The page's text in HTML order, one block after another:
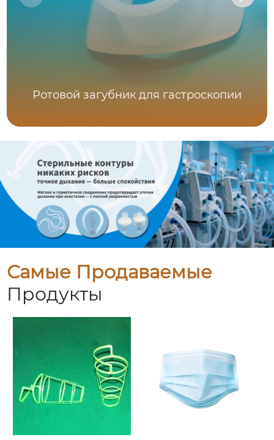
Ротовой загубник для гастроскопии
Самые Продаваемые
Продукты